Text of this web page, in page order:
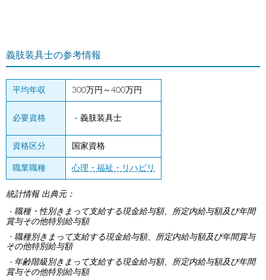
義肢装具士の参考情報
平均年収 300万円～400万円
必要資格 義肢装具士
資格区分 国家資格
職業職種 心理・福祉・リハビリ
統計情報 出典元：
職種・性別きまって支給する現金給与額、所定内給与額及び年間
賞与その他特別給与額
職種別きまって支給する現金給与額、所定内給与額及び年間賞与
その他特別給与額
年齢階級別きまって支給する現金給与額、所定内給与額及び年間
賞与その他特別給与額